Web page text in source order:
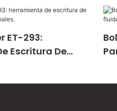
ET-293:
Escritura De